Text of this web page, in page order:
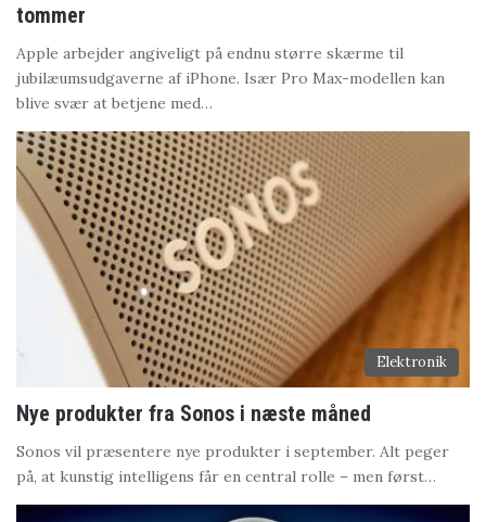
tommer
Apple arbejder angiveligt på endnu større skærme til
jubilæumsudgaverne af iPhone. Især Pro Max-modellen kan
blive svær at betjene med…
Elektronik
Nye produkter fra Sonos i næste måned
Sonos vil præsentere nye produkter i september. Alt peger
på, at kunstig intelligens får en central rolle – men først…